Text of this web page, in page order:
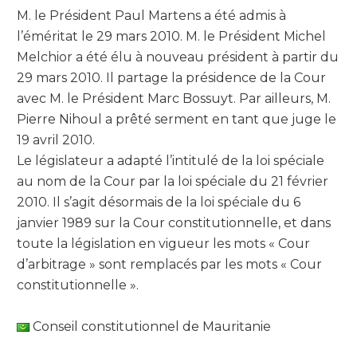
M. le Président Paul Martens a été admis à
l’éméritat le 29 mars 2010. M. le Président Michel
Melchior a été élu à nouveau président à partir du
29 mars 2010. Il partage la présidence de la Cour
avec M. le Président Marc Bossuyt. Par ailleurs, M.
Pierre Nihoul a prêté serment en tant que juge le
19 avril 2010.
Le législateur a adapté l’intitulé de la loi spéciale
au nom de la Cour par la loi spéciale du 21 février
2010. Il s’agit désormais de la loi spéciale du 6
janvier 1989 sur la Cour constitutionnelle, et dans
toute la législation en vigueur les mots « Cour
d’arbitrage » sont remplacés par les mots « Cour
constitutionnelle ».
Conseil constitutionnel de Mauritanie